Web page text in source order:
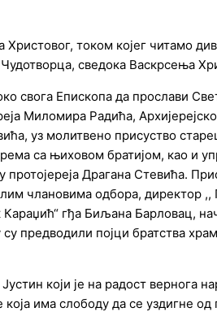
током којег читамо
сведока Васкрсења
свога Епископа да прослави
Миломира Радића,
уз молитвено присуство
са њиховом братијом, као и
Драгана Стевића.
члановима одбора, директор
Караџић“ гђа Биљана
предводили појци братства
који је на радост вернога
има слободу да се уздигне